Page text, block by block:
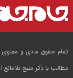
تمام حقوق مادی و
مطالب با ذکر منبع